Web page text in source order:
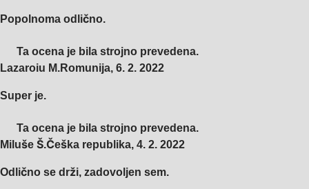
Popolnoma odlično.
Ta ocena je bila strojno prevedena.
Lazaroiu M.Romunija, 6. 2. 2022
Super je.
Ta ocena je bila strojno prevedena.
Miluše Š.Češka republika, 4. 2. 2022
Odlično se drži, zadovoljen sem.